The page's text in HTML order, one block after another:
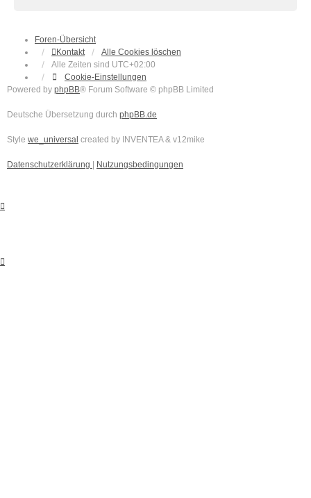
Foren-Übersicht
Kontakt
Alle Cookies löschen
Alle Zeiten sind UTC+02:00
Cookie-Einstellungen
Powered by phpBB® Forum Software © phpBB Limited
Deutsche Übersetzung durch phpBB.de
Style we_universal created by INVENTEA & v12mike
Datenschutzerklärung Nutzungsbedingungen